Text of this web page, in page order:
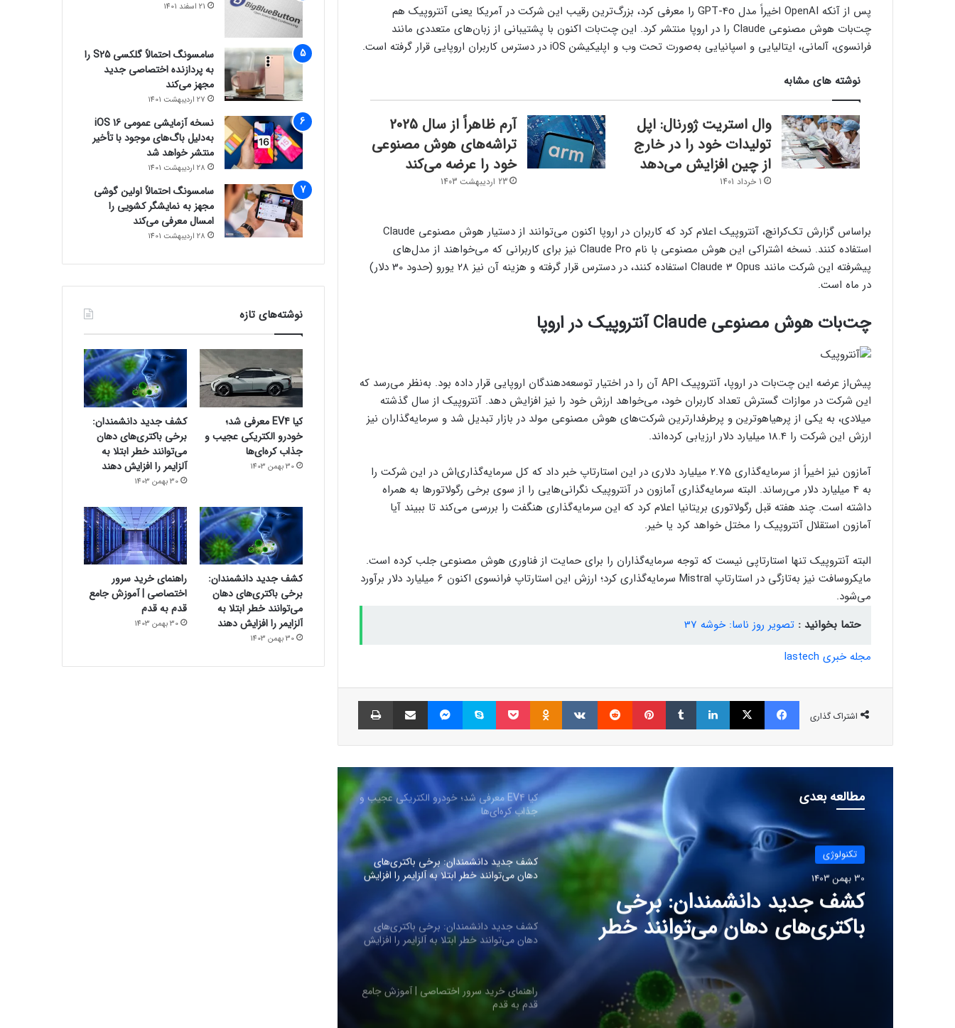
پس از آنکه OpenAI اخیراً مدل GPT-4o را معرفی کرد، بزرگ‌ترین رقیب این شرکت در آمریکا یعنی آنتروپیک هم
چت‌بات هوش مصنوعی Claude را در اروپا منتشر کرد. این چت‌بات اکنون با پشتیبانی از زبان‌های متعددی مانند
فرانسوی، آلمانی، ایتالیایی و اسپانیایی به‌صورت تحت وب و اپلیکیشن iOS در دسترس کاربران اروپایی قرار گرفته است.
نوشته های مشابه
وال استریت ژورنال: اپل
تولیدات خود را در خارج
از چین افزایش می‌دهد
1 خرداد 1401
آرم ظاهراً از سال 2025
تراشه‌های هوش مصنوعی
خود را عرضه می‌کند
23 اردیبهشت 1403
براساس گزارش تک‌کرانچ، آنتروپیک اعلام کرد که کاربران در اروپا اکنون می‌توانند از دستیار هوش مصنوعی Claude
استفاده کنند. نسخه اشتراکی این هوش مصنوعی با نام Claude Pro نیز برای کاربرانی که می‌خواهند از مدل‌های
پیشرفته این شرکت مانند Claude 3 Opus استفاده کنند، در دسترس قرار گرفته و هزینه آن نیز 28 یورو (حدود 30 دلار)
در ماه است.
چت‌بات هوش مصنوعی Claude آنتروپیک در اروپا
پیش‌از عرضه این چت‌بات در اروپا، آنتروپیک API آن را در اختیار توسعه‌دهندگان اروپایی قرار داده بود. به‌نظر می‌رسد که
این شرکت در موازات گسترش تعداد کاربران خود، می‌خواهد ارزش خود را نیز افزایش دهد. آنتروپیک از سال گذشته
میلادی، به یکی از پرهیاهوترین و پرطرفدارترین شرکت‌های هوش مصنوعی مولد در بازار تبدیل شد و سرمایه‌گذاران نیز
ارزش این شرکت را 18.4 میلیارد دلار ارزیابی کرده‌اند.
آمازون نیز اخیراً از سرمایه‌گذاری 2.75 میلیارد دلاری در این استارتاپ خبر داد که کل سرمایه‌‌گذاری‌اش در این شرکت را
به 4 میلیارد دلار می‌رساند. البته سرمایه‌گذاری آمازون در آنتروپیک نگرانی‌هایی را از سوی برخی رگولاتورها به همراه
داشته است. چند هفته قبل رگولاتوری بریتانیا اعلام کرد که این سرمایه‌گذاری هنگفت را بررسی می‌کند تا ببیند آیا
آمازون استقلال آنتروپیک را مختل خواهد کرد یا خیر.
البته آنتروپیک تنها استارتاپی نیست که توجه سرمایه‌گذاران را برای حمایت از فناوری هوش مصنوعی جلب کرده است.
مایکروسافت نیز به‌تازگی در استارتاپ Mistral سرمایه‌گذاری کرد؛ ارزش این استارتاپ فرانسوی اکنون 6 میلیارد دلار برآورد
می‌شود.
حتما بخوانید : تصویر روز ناسا: خوشه 37
مجله خبری lastech
اشتراک گذاری
فیسبوک ایکس لینکداین تامبلر پینتریست Reddit
VKontakte
Odnoklassniki پاکت اسکایپ مسنجر اشتراک گذاری با ایمیل
مطالعه بعدی
تکنولوژی
30 بهمن 1403
کشف جدید دانشمندان: برخی
باکتری‌های دهان می‌توانند خطر
ابتلا به آلزایمر را افزایش دهند
کاربران از مشکلات کابل شارژ گلکسی S25
اولترا و پلاس خبر می‌دهند
کاربران از مشکلات کابل شارژ گلکسی S25
اولترا و پلاس خبر می‌دهند
محک می‌­شود
فرضیه‌ای جدید درباره هویت ساتوشی ناکاموتو
جذاب کره‌ای‌ها
کشف جدید دانشمندان: برخی باکتری‌های
دهان می‌توانند خطر ابتلا به آلزایمر را افزایش
کشف جدید دانشمندان: برخی باکتری‌های
دهان می‌توانند خطر ابتلا به آلزایمر را افزایش
راهنمای خرید سرور اختصاصی | آموزش جامع
قدم به قدم
راهنمای خرید سرور اختصاصی | آموزش جامع
قدم به قدم
21 اسفند 1401
سامسونگ احتمالاً گلکسی S25 را
به پردازنده اختصاصی جدید
مجهز می‌کند
27 اردیبهشت 1401
نسخه آزمایشی عمومی iOS 16
به‌دلیل باگ‌های موجود با تأخیر
منتشر خواهد شد
28 اردیبهشت 1401
سامسونگ احتمالاً اولین گوشی
مجهز به نمایشگر کشویی را
امسال معرفی می‌کند
28 اردیبهشت 1401
نوشته‌های تازه
کیا EV4 معرفی شد؛
خودرو الکتریکی عجیب و
جذاب کره‌ای‌ها
30 بهمن 1403
کشف جدید دانشمندان:
برخی باکتری‌های دهان
می‌توانند خطر ابتلا به
آلزایمر را افزایش دهند
30 بهمن 1403
کشف جدید دانشمندان:
برخی باکتری‌های دهان
می‌توانند خطر ابتلا به
آلزایمر را افزایش دهند
30 بهمن 1403
راهنمای خرید سرور
اختصاصی | آموزش جامع
قدم به قدم
30 بهمن 1403